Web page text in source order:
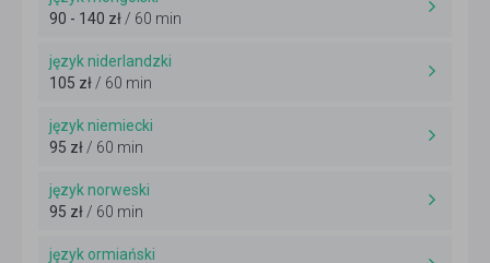
90 - 140 zł / 60 min
język niderlandzki
105 zł / 60 min
język niemiecki
95 zł / 60 min
język norweski
95 zł / 60 min
język ormiański